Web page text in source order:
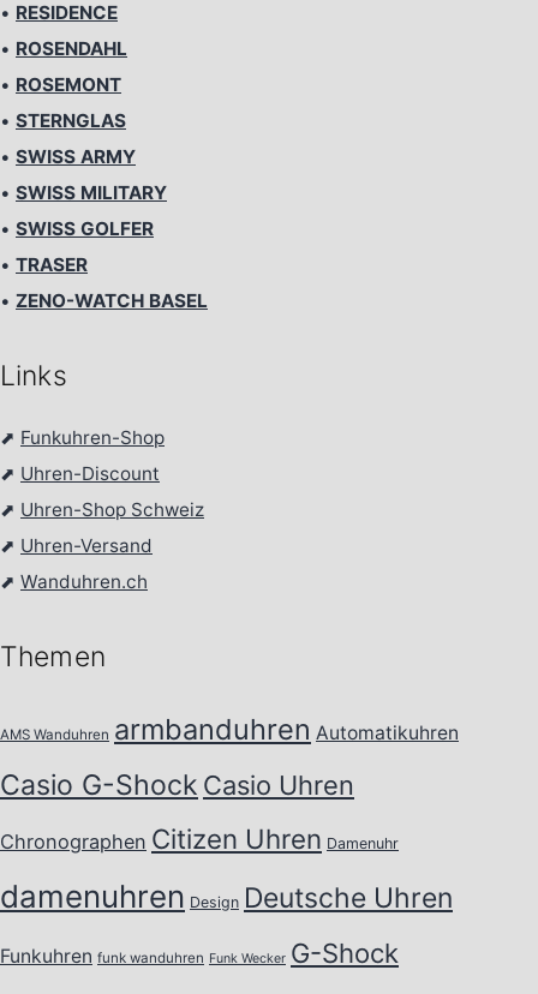
• RESIDENCE
• ROSENDAHL
• ROSEMONT
• STERNGLAS
• SWISS ARMY
• SWISS MILITARY
• SWISS GOLFER
• TRASER
• ZENO-WATCH BASEL
Links
⬈ Funkuhren-Shop
⬈ Uhren-Discount
⬈ Uhren-Shop Schweiz
⬈ Uhren-Versand
⬈ Wanduhren.ch
Themen
AMS Wanduhren armbanduhren Automatikuhren
Casio G-Shock Casio Uhren
Chronographen Citizen Uhren Damenuhr
damenuhren Design Deutsche Uhren
Funkuhren funk wanduhren Funk Wecker G-Shock